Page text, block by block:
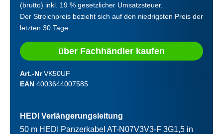
(brutto) inkl. 19 % gesetzlicher Umsatzsteuer.
Der Streichpreis bezieht sich auf den niedrigsten Preis der
letzten 30 Tage.
über Fachhändler kaufen
Art.-NrVK50UF
EAN 4003644007585
HEDI Verlängerungsleitung
50 m HEDI Panzerkabel AT-N07V3V3-F 3G1,5 in